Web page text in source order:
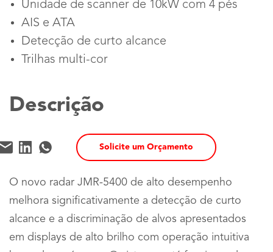
Unidade de scanner de 10kW com 4 pés
AIS e ATA
Detecção de curto alcance
Trilhas multi-cor
Descrição
Solicite um Orçamento
O novo radar JMR-5400 de alto desempenho
melhora significativamente a detecção de curto
alcance e a discriminação de alvos apresentados
em displays de alto brilho com operação intuitiva